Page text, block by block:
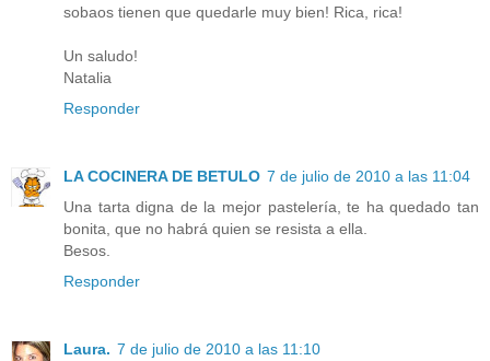
sobaos tienen que quedarle muy bien! Rica, rica!
Un saludo!
Natalia
Responder
LA COCINERA DE BETULO 7 de julio de 2010 a las 11:04
Una tarta digna de la mejor pastelería, te ha quedado tan
bonita, que no habrá quien se resista a ella.
Besos.
Responder
Laura. 7 de julio de 2010 a las 11:10